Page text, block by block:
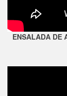
ENSALADA DE